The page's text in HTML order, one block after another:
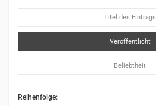
Titel des Eintrags
Veröffentlicht
Beliebtheit
Reihenfolge: